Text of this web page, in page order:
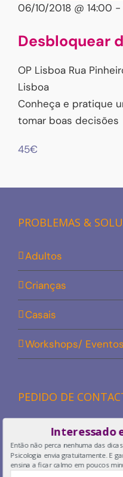
06/10/2018 @ 14:00 -
Desbloquear
OP Lisboa Rua
Lisboa
Conheça e pratique
tomar boas decisões
45€
PROBLEMAS &
Adultos
Crianças
Casais
Workshops/ Eventos
PEDIDO DE
O seu nomeInteressado
Então não perca nenhuma das
Psicologia envia gratuitamente. E
ensina a ficar calmo em poucos